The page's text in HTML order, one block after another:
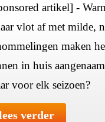
artikel] -
vlot af met milde,
maken
in huis
voor elk seizoen?
verder